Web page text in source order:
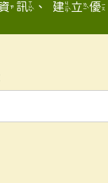
訊、建立優